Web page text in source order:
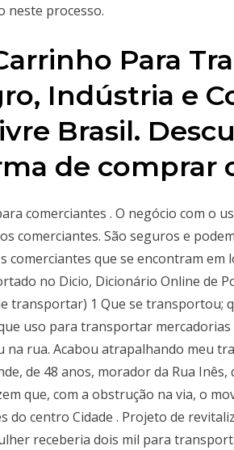
neste processo.
Para
Indústria e
Brasil.
de comprar
comerciantes . O negócio com o
comerciantes. São seguros e
comerciantes que se encontram em
no Dicio, Dicionário Online de
transportar) 1 Que se transportou;
uso para transportar
na rua. Acabou atrapalhando meu
de 48 anos, morador da Rua Inês,
que, com a obstrução na via, o
do centro Cidade . Projeto de
receberia dois mil para